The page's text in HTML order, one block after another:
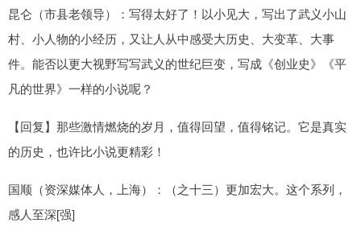
昆仑（市县老领导）：写得太好了！以小见大，写出了武义小山
村、小人物的小经历，又让人从中感受大历史、大变革、大事
件。能否以更大视野写写武义的世纪巨变，写成《创业史》《平
凡的世界》一样的小说呢？
【回复】那些激情燃烧的岁月，值得回望，值得铭记。它是真实
的历史，也许比小说更精彩！
国顺（资深媒体人，上海）：（之十三）更加宏大。这个系列，
感人至深[强]